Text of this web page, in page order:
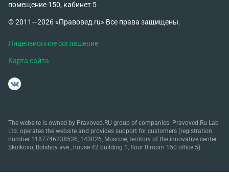
помещение 150, кабинет 5
© 2011—2026 «Правовед.ru» Все права защищены.
Лицензионное соглашение
Карта сайта
The website is owned by Pravoved.RU group of companies. Pravoved.Ru Lab
Ltd. operates the website and provides support for customers (registration
number 1187746238536, 143026, Moscow, territory of the innovative center
Skolkovo, Bolshoy ave., house 42 building 1, floor 0 room 150 office 5).